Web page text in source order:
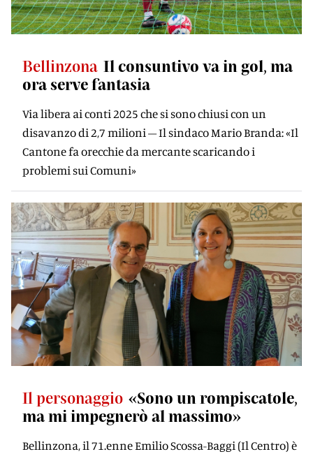
Bellinzona Il consuntivo va in gol, ma
ora serve fantasia
Via libera ai conti 2025 che si sono chiusi con un
disavanzo di 2,7 milioni – Il sindaco Mario Branda: «Il
Cantone fa orecchie da mercante scaricando i
problemi sui Comuni»
Il personaggio «Sono un rompiscatole,
ma mi impegnerò al massimo»
Bellinzona, il 71.enne Emilio Scossa-Baggi (Il Centro) è